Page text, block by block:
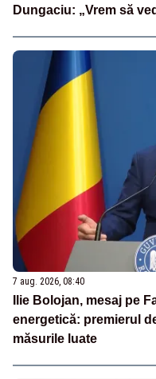
Dungaciu: „Vrem să
7 aug. 2026, 08:40
Ilie Bolojan, mesaj pe
energetică: premierul
măsurile luate